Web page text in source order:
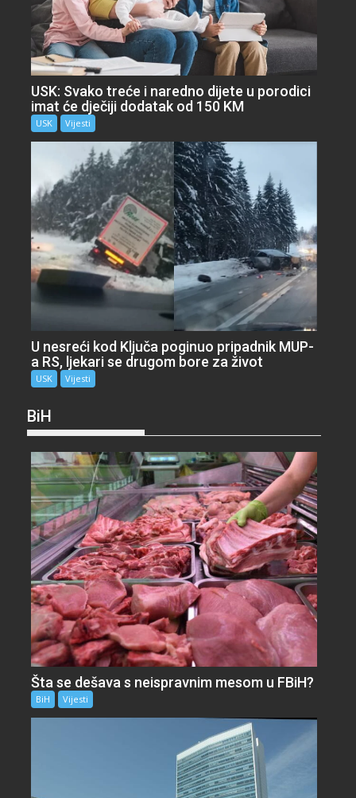
USK: Svako treće i naredno dijete u porodici
imat će dječiji dodatak od 150 KM
USK Vijesti
U nesreći kod Ključa poginuo pripadnik MUP-
a RS, ljekari se drugom bore za život
USK Vijesti
BiH
Šta se dešava s neispravnim mesom u FBiH?
BiH Vijesti